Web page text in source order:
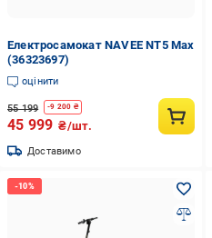
Електросамокат NAVEE NT5 Max
(36323697)
оцінити
55 199 -9 200 ₴
45 999 ₴/шт.
Доставимо